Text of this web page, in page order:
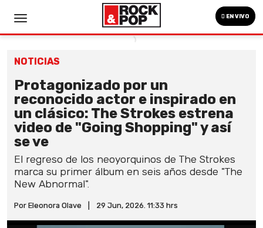
EN VIVO
NOTICIAS
Protagonizado por un
reconocido actor e inspirado en
un clásico: The Strokes estrena
video de "Going Shopping" y así
se ve
El regreso de los neoyorquinos de The Strokes
marca su primer álbum en seis años desde "The
New Abnormal".
Por Eleonora Olave 29 Jun, 2026. 11:33 hrs